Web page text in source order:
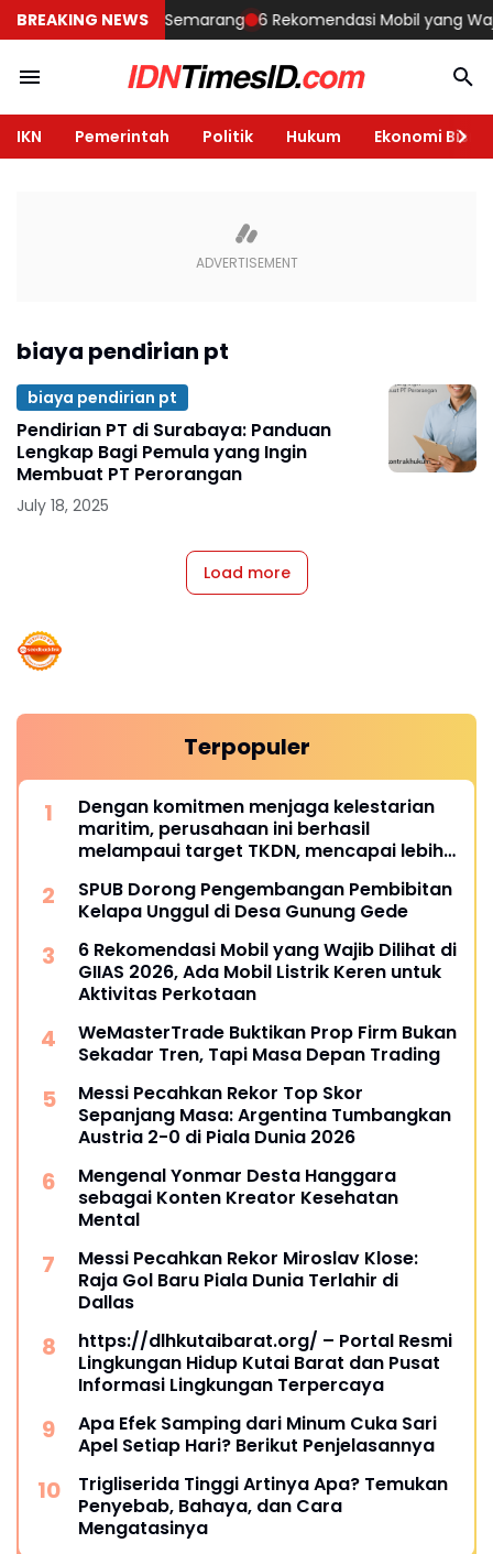
BREAKING NEWS
Rumah di Semarang 6 Rekomendasi Mobil yang
IKN Pemerintah Politik Hukum Ekonomi Bisnis
biaya pendirian pt
biaya pendirian pt
Pendirian PT di Surabaya: Panduan
Lengkap Bagi Pemula yang Ingin
Membuat PT Perorangan
July 18, 2025
Load more
Terpopuler
Dengan komitmen menjaga kelestarian
maritim, perusahaan ini berhasil
melampaui target TKDN, mencapai lebih
SPUB Dorong Pengembangan Pembibitan
Kelapa Unggul di Desa Gunung Gede
6 Rekomendasi Mobil yang Wajib Dilihat di
GIIAS 2026, Ada Mobil Listrik Keren untuk
Aktivitas Perkotaan
WeMasterTrade Buktikan Prop Firm Bukan
Sekadar Tren, Tapi Masa Depan Trading
Messi Pecahkan Rekor Top Skor
Sepanjang Masa: Argentina Tumbangkan
Austria 2-0 di Piala Dunia 2026
Mengenal Yonmar Desta Hanggara
sebagai Konten Kreator Kesehatan
Mental
Messi Pecahkan Rekor Miroslav Klose:
Raja Gol Baru Piala Dunia Terlahir di
Dallas
https://dlhkutaibarat.org/ – Portal Resmi
Lingkungan Hidup Kutai Barat dan Pusat
Informasi Lingkungan Terpercaya
Apa Efek Samping dari Minum Cuka Sari
Apel Setiap Hari? Berikut Penjelasannya
Trigliserida Tinggi Artinya Apa? Temukan
Penyebab, Bahaya, dan Cara
Mengatasinya